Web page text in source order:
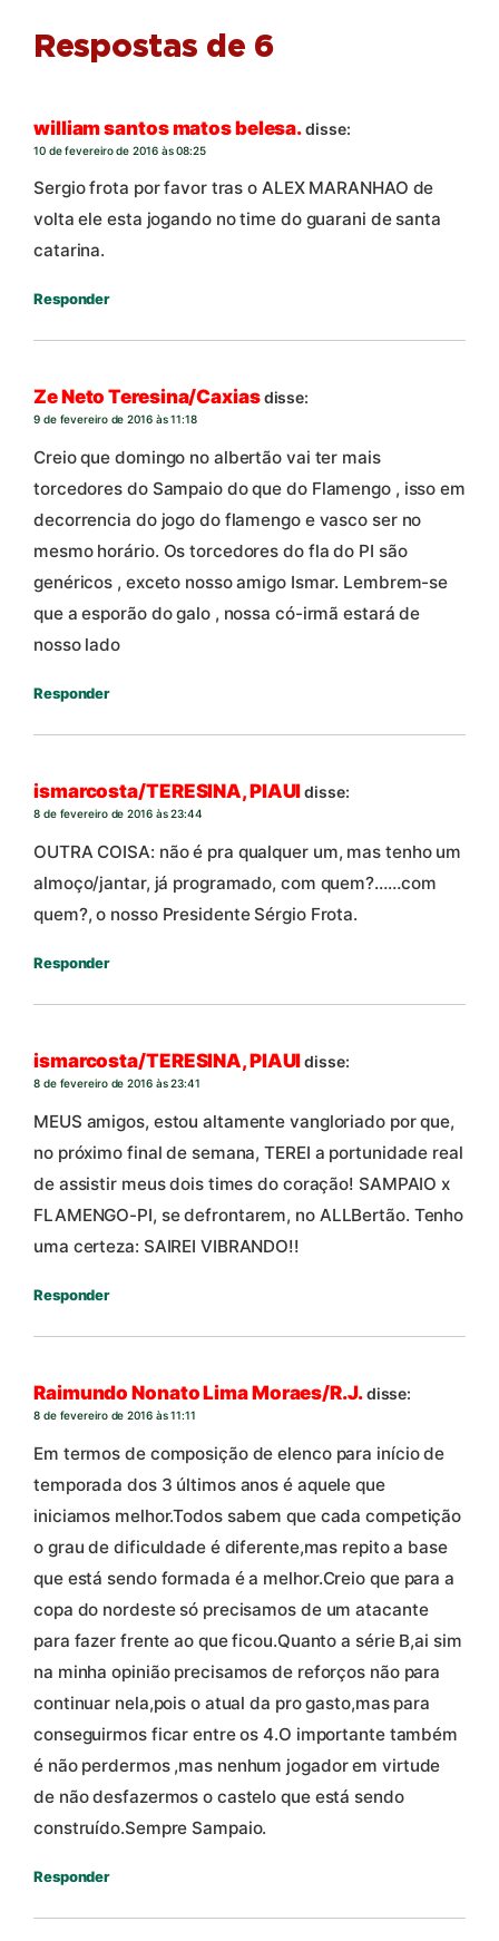
Respostas de 6
william santos matos belesa.disse:
10 de fevereiro de 2016 às 08:25
Sergio frota por favor tras o ALEX MARANHAO de
volta ele esta jogando no time do guarani de santa
catarina.
Responder
Ze Neto Teresina/Caxiasdisse:
9 de fevereiro de 2016 às 11:18
Creio que domingo no albertão vai ter mais
torcedores do Sampaio do que do Flamengo , isso em
decorrencia do jogo do flamengo e vasco ser no
mesmo horário. Os torcedores do fla do PI são
genéricos , exceto nosso amigo Ismar. Lembrem-se
que a esporão do galo , nossa có-irmã estará de
nosso lado
Responder
ismarcosta/TERESINA, PIAUIdisse:
8 de fevereiro de 2016 às 23:44
OUTRA COISA: não é pra qualquer um, mas tenho um
almoço/jantar, já programado, com quem?……com
quem?, o nosso Presidente Sérgio Frota.
Responder
ismarcosta/TERESINA, PIAUIdisse:
8 de fevereiro de 2016 às 23:41
MEUS amigos, estou altamente vangloriado por que,
no próximo final de semana, TEREI a portunidade real
de assistir meus dois times do coração! SAMPAIO x
FLAMENGO-PI, se defrontarem, no ALLBertão. Tenho
uma certeza: SAIREI VIBRANDO!!
Responder
Raimundo Nonato Lima Moraes/R.J.disse:
8 de fevereiro de 2016 às 11:11
Em termos de composição de elenco para início de
temporada dos 3 últimos anos é aquele que
iniciamos melhor.Todos sabem que cada competição
o grau de dificuldade é diferente,mas repito a base
que está sendo formada é a melhor.Creio que para a
copa do nordeste só precisamos de um atacante
para fazer frente ao que ficou.Quanto a série B,ai sim
na minha opinião precisamos de reforços não para
continuar nela,pois o atual da pro gasto,mas para
conseguirmos ficar entre os 4.O importante também
é não perdermos ,mas nenhum jogador em virtude
de não desfazermos o castelo que está sendo
construído.Sempre Sampaio.
Responder